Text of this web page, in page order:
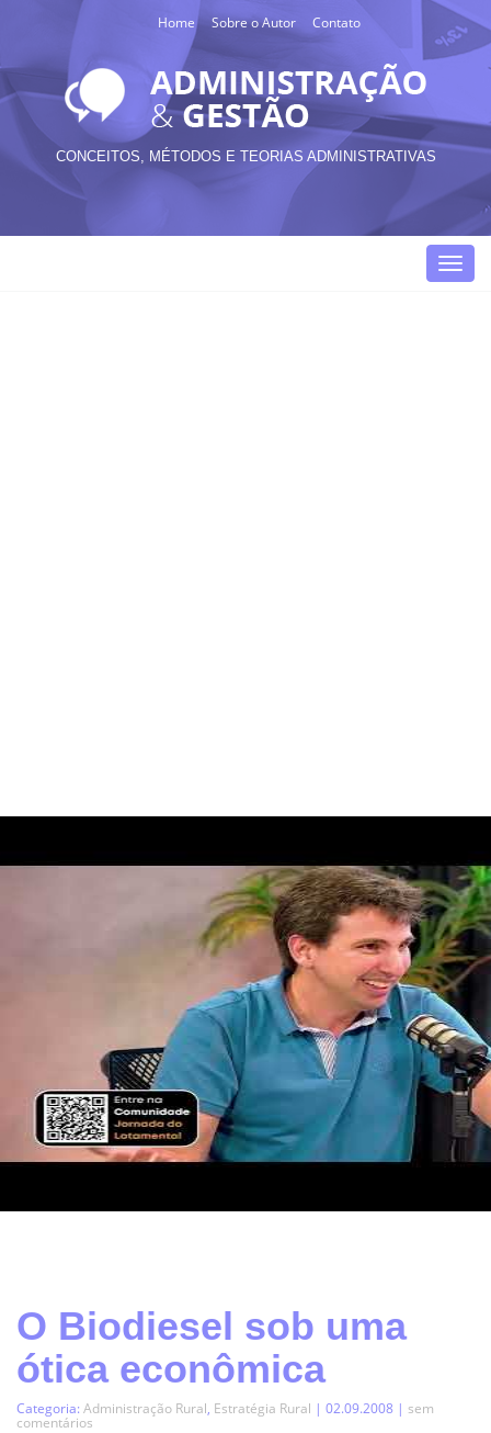
Home Sobre o Autor Contato
CONCEITOS, MÉTODOS E TEORIAS ADMINISTRATIVAS
O Biodiesel sob uma
ótica econômica
Categoria: Administração Rural, Estratégia Rural | 02.09.2008 | sem
comentários